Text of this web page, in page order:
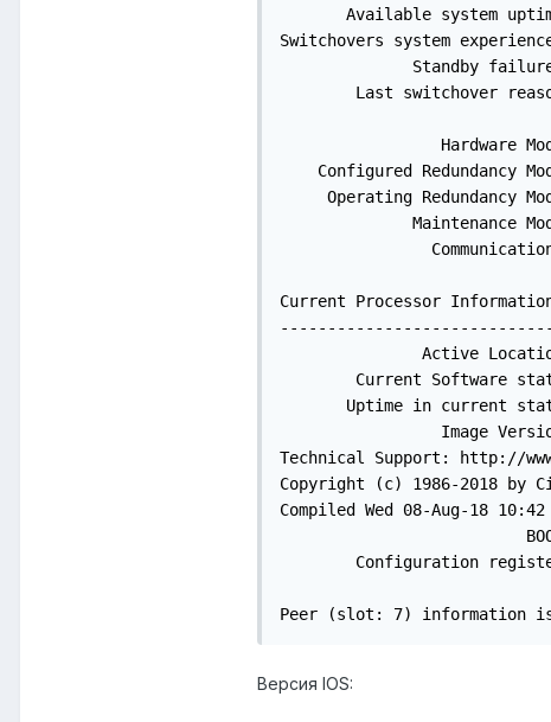
Available system
Switchovers system
Standby
Last switchover
Hardware
Configured Redundancy
Operating Redundancy
Maintenance
Current Processor
Active
Current Software
Uptime in current
Image
Technical Support: http://
Copyright (c) 1986-2018 by
Compiled Wed 08-Aug-18
Configuration
Peer (slot: 7) information
Версия IOS: